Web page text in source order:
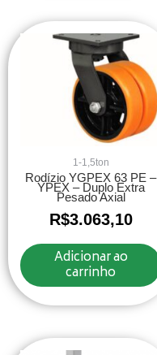
1-1,5ton
Rodízio YGPEX 63 PE –
YPEX – Duplo Extra
Pesado Axial
R$3.063,10
Adicionar ao
carrinho